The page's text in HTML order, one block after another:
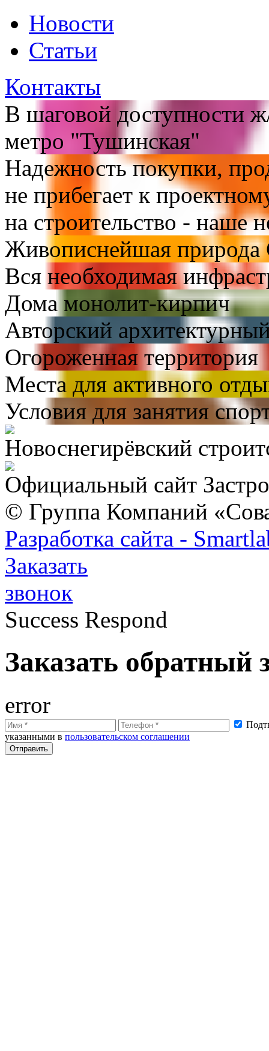
Новости
Статьи
Контакты
В шаговой доступности
метро "Тушинская"
Надежность покупки,
не прибегает к
на строительство - наше
Живописнейшая природа
Вся необходимая
Дома монолит-кирпич
Авторский
Огороженная территория
Места для активного
Условия для занятия
Новоснегирёвский
Официальный сайт
© Группа Компаний
Разработка сайта -
Заказать
звонок
Success Respond
Заказать обратный
error
указанными в пользовательском соглашении
Отправить